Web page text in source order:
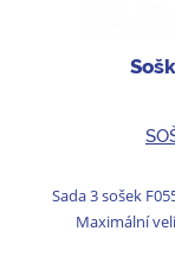
Sada 3 sošek
Maximální